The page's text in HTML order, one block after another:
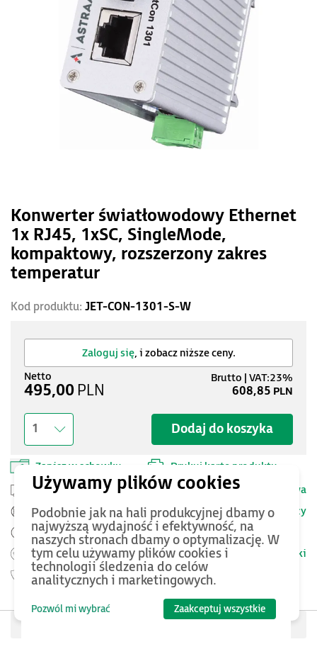
Konwerter światłowodowy Ethernet
1x RJ45, 1xSC, SingleMode,
kompaktowy, rozszerzony zakres
temperatur
Kod produktu: JET-CON-1301-S-W
Zaloguj się, i zobacz niższe ceny.
Dodaj do koszyka
1
Zapisz w schowku Drukuj kartę produktu
495,00 PLN 608,85 PLN
Przesyłka kurierska -25 PLN netto
Dostawa
Pomoc Techniczna ASTOR
Szczegóły
Zamów przed 12:00 - dostawa następnego dnia
Możesz zwrócić produktdo 14 dni.
Warunki
Gwarancja54 miesięcy
Podobnie jak na hali produkcyjnej dbamy o
najwyższą wydajność i efektywność, na
naszych stronach dbamy o optymalizację. W
tym celu używamy plików cookies i
technologii śledzenia do celów
analitycznych i marketingowych.
Pozwól mi wybrać Zaakceptuj wszystkie